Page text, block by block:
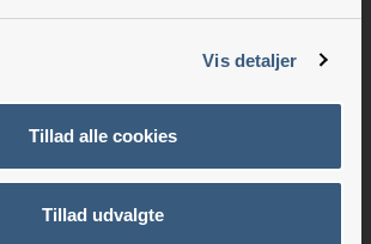
Vis detaljer
Tillad alle cookies
Tillad udvalgte